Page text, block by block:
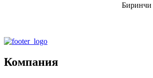
Биринчи
Компания